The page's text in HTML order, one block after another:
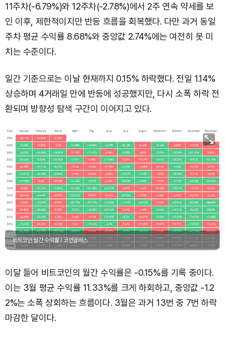
11주차(-6.79%)와 12주차(-2.78%)에서 2주 연속 약세를 보
인 이후, 제한적이지만 반등 흐름을 회복했다. 다만 과거 동일
주차 평균 수익률 8.68%와 중앙값 2.74%에는 여전히 못 미
치는 수준이다.
일간 기준으로는 이날 현재까지 0.15% 하락했다. 전일 1.14%
상승하며 4거래일 만에 반등에 성공했지만, 다시 소폭 하락 전
환되며 방향성 탐색 구간이 이어지고 있다.
비트코인 월간 수익률 / 코인글래스
이달 들어 비트코인의 월간 수익률은 -0.15%를 기록 중이다.
이는 3월 평균 수익률 11.33%를 크게 하회하고, 중앙값 -1.2
2%는 소폭 상회하는 흐름이다. 3월은 과거 13번 중 7번 하락
마감한 달이다.